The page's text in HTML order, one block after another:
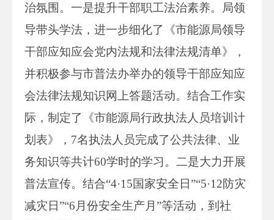
治氛围。一是提升干部职工法治素养。局领
导带头学法，进一步细化了《市能源局领导
干部应知应会党内法规和法律法规清单》，
并积极参与市普法办举办的领导干部应知应
会法律法规知识网上答题活动。结合工作实
际，制定了《市能源局行政执法人员培训计
划表》，7名执法人员完成了公共法律、业
务知识等共计60学时的学习。二是大力开展
普法宣传。结合“4·15国家安全日”“5·12防灾
减灾日”“6月份安全生产月”等活动，到社